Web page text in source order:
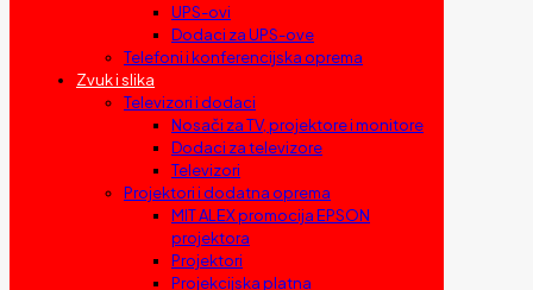
UPS-ovi
Dodaci za UPS-ove
Telefoni i konferencijska oprema
Zvuk i slika
Televizori i dodaci
Nosači za TV, projektore i monitore
Dodaci za televizore
Televizori
Projektori i dodatna oprema
MIT ALEX promocija EPSON
projektora
Projektori
Projekcijska platna